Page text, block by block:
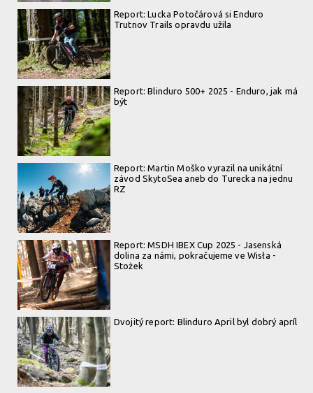
Report: Lucka Potočárová si Enduro
Trutnov Trails opravdu užila
Report: Blinduro 500+ 2025 - Enduro, jak má
být
Report: Martin Moško vyrazil na unikátní
závod SkytoSea aneb do Turecka na jednu
RZ
Report: MSDH IBEX Cup 2025 - Jasenská
dolina za námi, pokračujeme ve Wisła -
Stożek
Dvojitý report: Blinduro April byl dobrý apríl